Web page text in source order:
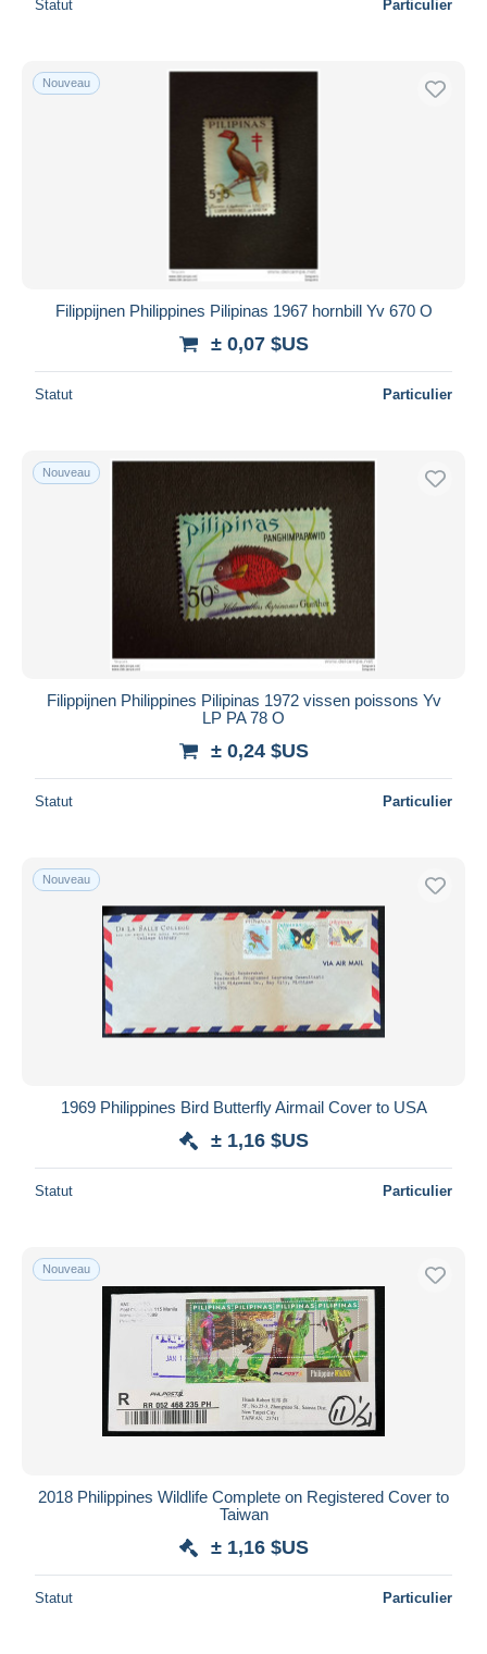
Statut Particulier
Nouveau
Filippijnen Philippines Pilipinas 1967 hornbill Yv 670 O
± 0,07 $US
Statut Particulier
Nouveau
Filippijnen Philippines Pilipinas 1972 vissen poissons Yv
LP PA 78 O
± 0,24 $US
Statut Particulier
Nouveau
1969 Philippines Bird Butterfly Airmail Cover to USA
± 1,16 $US
Statut Particulier
Nouveau
2018 Philippines Wildlife Complete on Registered Cover to
Taiwan
± 1,16 $US
Statut Particulier